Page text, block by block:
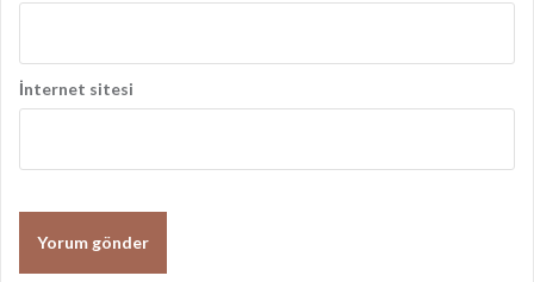
İnternet sitesi